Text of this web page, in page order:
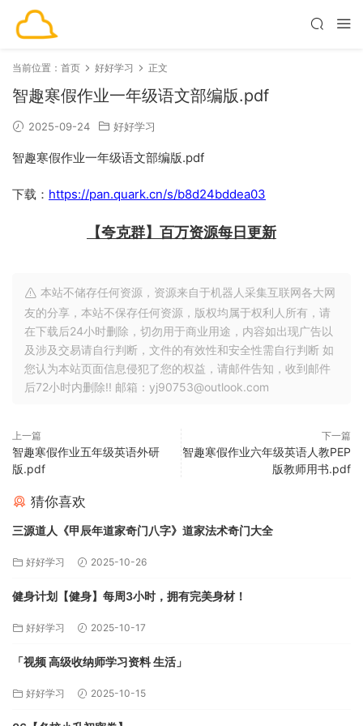
当前位置： 首页 好好学习 正文
智趣寒假作业一年级语文部编版.pdf
2025-09-24 好好学习
智趣寒假作业一年级语文部编版.pdf
下载： https://pan.quark.cn/s/b8d24bddea03
【夸克群】百万资源每日更新
本站不储存任何资源，资源来自于机器人采集互联网各大网
友的分享，本站不保存任何资源，版权均属于权利人所有，请
在下载后24小时删除，切勿用于商业用途，内容如出现广告以
及涉及交易请自行判断，文件的有效性和安全性需自行判断 如
您认为本站页面信息侵犯了您的权益，请邮件告知，收到邮件
后72小时内删除!! 邮箱：yj90753@outlook.com
上一篇
智趣寒假作业五年级英语外研
版.pdf
下一篇
智趣寒假作业六年级英语人教PEP
版教师用书.pdf
猜你喜欢
三源道人《甲辰年道家奇门八字》道家法术奇门大全
好好学习 2025-10-26
健身计划【健身】每周3小时，拥有完美身材！
好好学习 2025-10-17
「视频 高级收纳师学习资料 生活」
好好学习 2025-10-15